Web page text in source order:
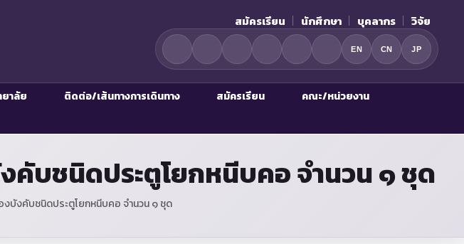
สมัครเรียน นักศึกษา บุคลากร วิจัย
EN CN JP
าลัย ติดต่อ/เส้นทางการเดินทาง สมัครเรียน
คณะ/หน่วยงาน
บชนิดประตูโยกหนีบคอ จำนวน ๑ ชุด
บังคับชนิดประตูโยกหนีบคอ จำนวน ๑ ชุด